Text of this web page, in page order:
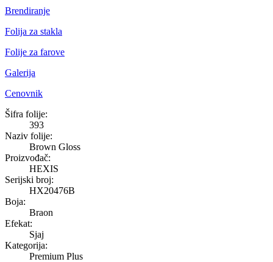
Brendiranje
Folija za stakla
Folije za farove
Galerija
Cenovnik
Brown Gloss
Šifra folije:
393
Naziv folije:
Brown Gloss
Proizvođač:
HEXIS
Serijski broj:
HX20476B
Boja:
Braon
Efekat:
Sjaj
Kategorija:
Premium Plus